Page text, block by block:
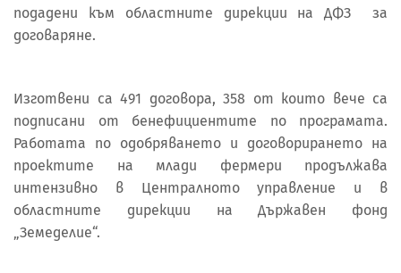
подадени към областните дирекции на ДФЗ за
договаряне.
Изготвени са 491 договора, 358 от които вече са
подписани от бенефициентите по програмата.
Работата по одобряването и договорирането на
проектите на млади фермери продължава
интензивно в Централното управление и в
областните дирекции на Държавен фонд
„Земеделие“.